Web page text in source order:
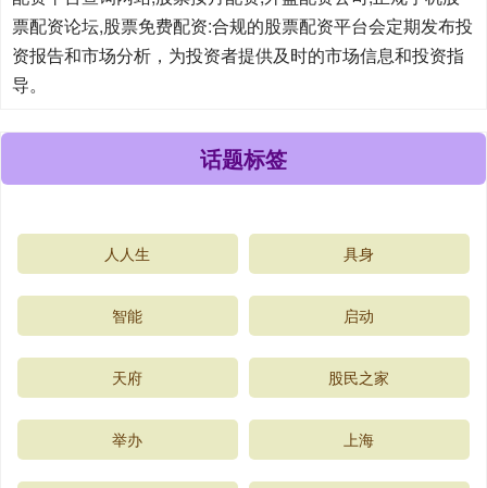
票配资论坛,股票免费配资:合规的股票配资平台会定期发布投
资报告和市场分析，为投资者提供及时的市场信息和投资指
导。
话题标签
人人生 具身
智能 启动
天府 股民之家
举办 上海